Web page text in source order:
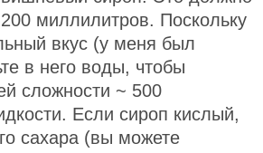
миллилитров. Поскольку
вкус (у меня был
в него воды, чтобы
сложности ~ 500
Если сироп кислый,
сахара (вы можете